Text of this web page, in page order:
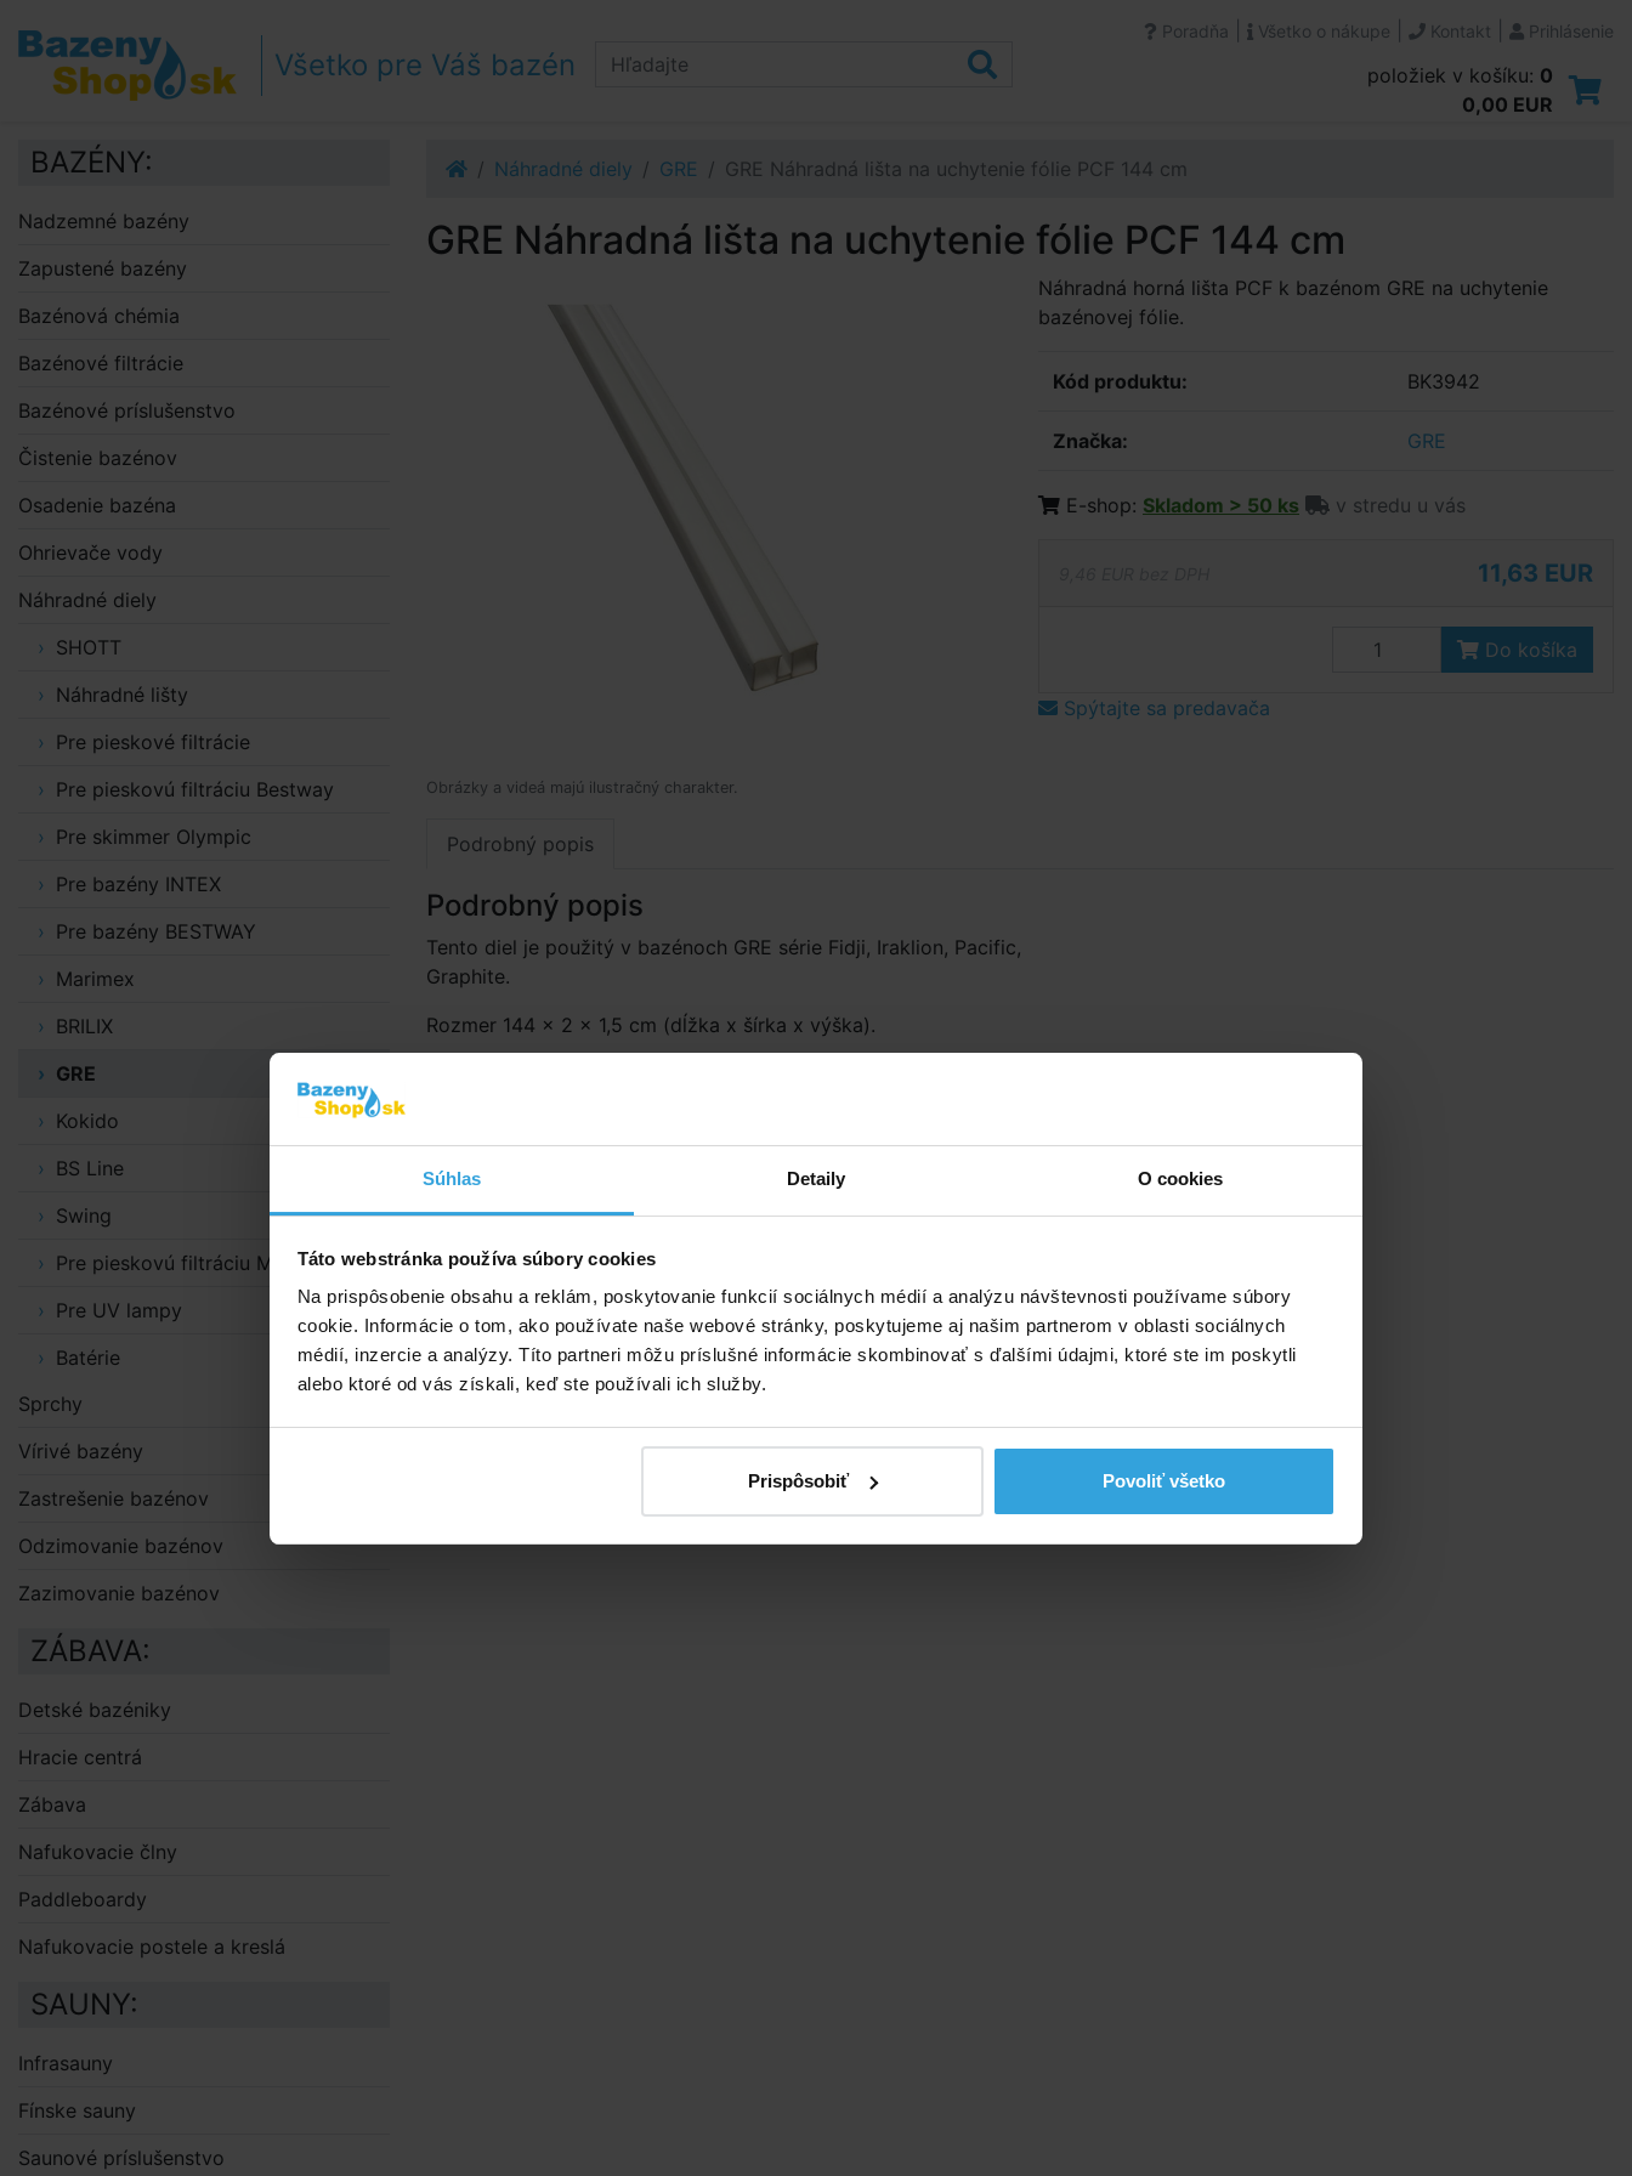
Súhlas Detaily O cookies
Táto webstránka používa súbory cookies
Na prispôsobenie obsahu a reklám, poskytovanie funkcií sociálnych médií a analýzu návštevnosti používame súbory
cookie. Informácie o tom, ako používate naše webové stránky, poskytujeme aj našim partnerom v oblasti sociálnych
médií, inzercie a analýzy. Títo partneri môžu príslušné informácie skombinovať s ďalšími údajmi, ktoré ste im poskytli
alebo ktoré od vás získali, keď ste používali ich služby.
Prispôsobiť Povoliť všetko
Prejsť na obsah
Prejsť k bočnému stĺpci
Klávesové skratky
Všetko pre Váš bazén
Poradňa Všetko o nákupe Kontakt Prihlásenie
položiek v košíku: 0
0,00 EUR
Náhradné diely GRE GRE Náhradná lišta na uchytenie fólie PCF 144 cm
GRE Náhradná lišta na uchytenie fólie PCF 144 cm
Obrázky a videá majú ilustračný charakter.
Náhradná horná lišta PCF k bazénom GRE na uchytenie
bazénovej fólie.
Kód produktu: BK3942
Značka: GRE
E-shop: Skladom > 50 ks v stredu u vás
11,63 EUR
Do košíka
Spýtajte sa predavača
Podrobný popis
Podrobný popis
Tento diel je použitý v bazénoch GRE série Fidji, Iraklion, Pacific,
Graphite.
Rozmer 144 × 2 × 1,5 cm (dĺžka x šírka x výška).
GRE Composite a iné značky bazénov. *
BAZÉNY:
Nadzemné bazény
Zapustené bazény
Bazénová chémia
Bazénové filtrácie
Bazénové príslušenstvo
Čistenie bazénov
Osadenie bazéna
Ohrievače vody
Náhradné diely
SHOTT
Náhradné lišty
Pre pieskové filtrácie
Pre pieskovú filtráciu Bestway
Pre skimmer Olympic
Pre bazény INTEX
Pre bazény BESTWAY
Marimex
BRILIX
GRE
Kokido
BS Line
Swing
Pre pieskovú filtráciu MAXI
Pre UV lampy
Batérie
Sprchy
Vírivé bazény
Zastrešenie bazénov
Odzimovanie bazénov
Zazimovanie bazénov
ZÁBAVA:
Detské bazéniky
Hracie centrá
Zábava
Nafukovacie člny
Paddleboardy
Nafukovacie postele a kreslá
SAUNY:
Infrasauny
Fínske sauny
Saunové príslušenstvo